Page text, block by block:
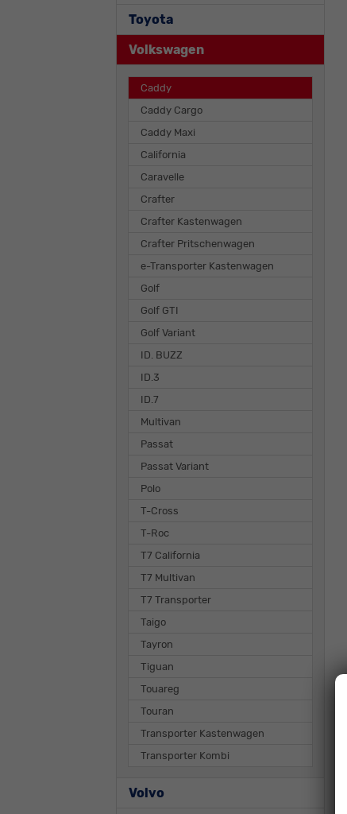
Toyota
Volkswagen
Caddy
Caddy Cargo
Caddy Maxi
California
Caravelle
Crafter
Crafter Kastenwagen
Crafter Pritschenwagen
e-Transporter Kastenwagen
Golf
Golf GTI
Golf Variant
ID. BUZZ
ID.3
ID.7
Multivan
Passat
Passat Variant
Polo
T-Cross
T-Roc
T7 California
T7 Multivan
T7 Transporter
Taigo
Tayron
Tiguan
Touareg
Touran
Transporter Kastenwagen
Transporter Kombi
Volvo